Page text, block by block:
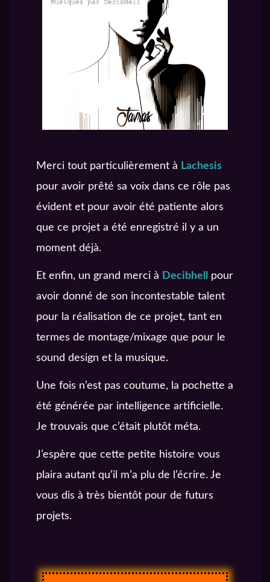
Merci tout particulièrement à Lachesis
pour avoir prêté sa voix dans ce rôle pas
évident et pour avoir été patiente alors
que ce projet a été enregistré il y a un
moment déjà.
Et enfin, un grand merci à Decibhell
pour
avoir donné de son incontestable talent
pour la réalisation de ce projet, tant en
termes de montage/mixage que pour le
sound design et la musique.
Une fois n’est pas coutume, la pochette a
été générée par intelligence artificielle.
Je trouvais que c’était plutôt méta.
J’espère que cette petite histoire vous
plaira autant qu’il m’a plu de l’écrire. Je
vous dis à très bientôt pour de futurs
projets.